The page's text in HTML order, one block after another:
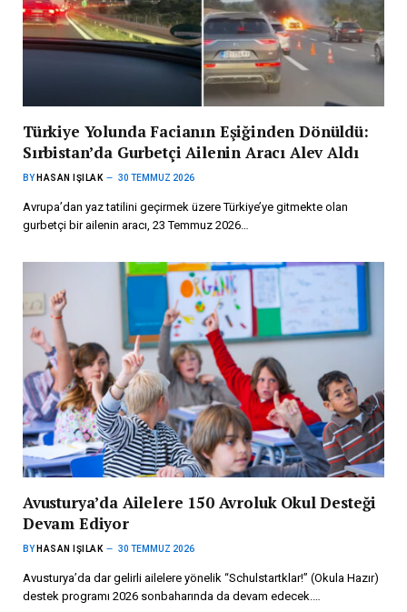
Türkiye Yolunda Facianın Eşiğinden Dönüldü:
Sırbistan’da Gurbetçi Ailenin Aracı Alev Aldı
BY HASAN IŞILAK 30 TEMMUZ 2026
Avrupa’dan yaz tatilini geçirmek üzere Türkiye’ye gitmekte olan
gurbetçi bir ailenin aracı, 23 Temmuz 2026…
Avusturya’da Ailelere 150 Avroluk Okul Desteği
Devam Ediyor
BY HASAN IŞILAK 30 TEMMUZ 2026
Avusturya’da dar gelirli ailelere yönelik “Schulstartklar!” (Okula Hazır)
destek programı 2026 sonbaharında da devam edecek.…